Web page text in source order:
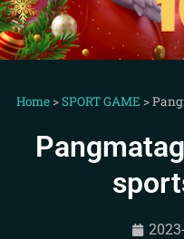
Home>SPORT GAME >